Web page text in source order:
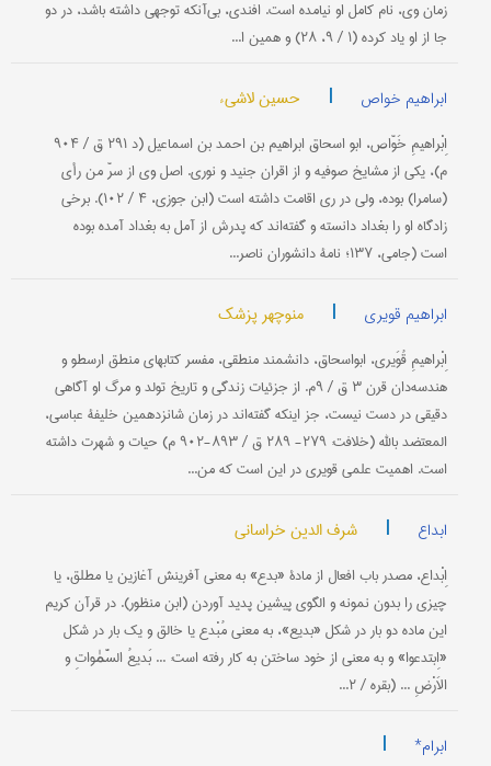
زمان وی، نام كامل او نیامده است. افندی، بی‌آنكه توجهی داشته باشد، در دو
جا از او یاد كرده (۱ / ۹، ۲۸) و همین ا...
ابراهیم خواص | حسین لاشیء
اِبْراهیمِ خَوّاص، ابو اسحاق ابراهیم بن احمد بن اسماعیل (د ۲۹۱ ق / ۹۰۴
م)، یكی از مشایخ صوفیه و از اقران جنید و نوری. اصل وی از سرّ من رأی
(سامرا) بوده، ولی در ری اقامت داشته است (ابن جوزی، ۴ / ۱۰۲). برخی
زادگاه او را بغداد دانسته و گفته‌اند كه پدرش از آمل به بغداد آمده بوده
است (جامی، ۱۳۷؛ نامۀ دانشوران ناصر...
ابراهیم قویری | منوچهر پزشک
اِبْراهیمِ قُوَیری، ابواسحاق، دانشمند منطقی، مفسر كتابهای منطق ارسطو و
هندسه‌دان قرن ۳ ق / ۹م. از جزئیات زندگی و تاریخ تولد و مرگ او آگاهی
دقیقی در دست نیست، جز اینكه گفته‌اند در زمان شانزدهمین خلیفۀ عباسی،
المعتضد بالله (خلافت: ۲۷۹- ۲۸۹ ق / ۸۹۳-۹۰۲ م) حیات و شهرت داشته
است. اهمیت علمی ‌قویری در این است كه من...
ابداع | شرف الدین خراسانی
اِبْداع، مصدر باب افعال از مادۀ «بدع» به معنی آفرینش آغازین یا مطلق، یا
چیزی را بدون نمونه و الگوی پیشین پدید آوردن (ابن منظور). در قرآن کریم
این ماده دو بار در شکل «بدیع»، به معنی مُبْدع یا خالق و یک بار در شکل
«اِبتدعوا» و به معنی از خود ساختن به کار رفته است: ... بَدیعُ السَّمٰواتِ و
الاَرْضِ ... (بقره / ۲...
ابرام* |